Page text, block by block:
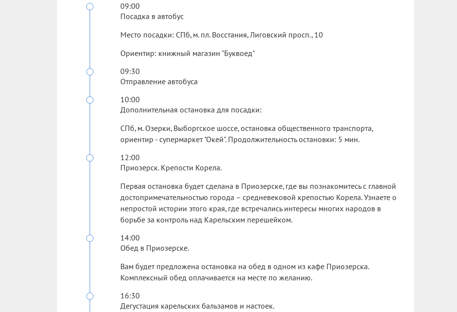
09:00
Посадка в автобус
Место посадки: СПб, м. пл. Восстания, Лиговский просп., 10
Ориентир: книжный магазин "Буквоед"
09:30
Отправление автобуса
10:00
Дополнительная остановка для посадки:
СПб, м. Озерки, Выборгское шоссе, остановка общественного транспорта,
ориентир - супермаркет "Окей". Продолжительность остановки: 5 мин.
12:00
Приозерск. Крепости Корела.
Первая остановка будет сделана в Приозерске, где вы познакомитесь с главной
достопримечательностью города – средневековой крепостью Корела. Узнаете о
непростой истории этого края, где встречались интересы многих народов в
борьбе за контроль над Карельским перешейком.
14:00
Обед в Приозерске.
Вам будет предложена остановка на обед в одном из кафе Приозерска.
Комплексный обед оплачивается на месте по желанию.
16:30
Дегустация карельских бальзамов и настоек.